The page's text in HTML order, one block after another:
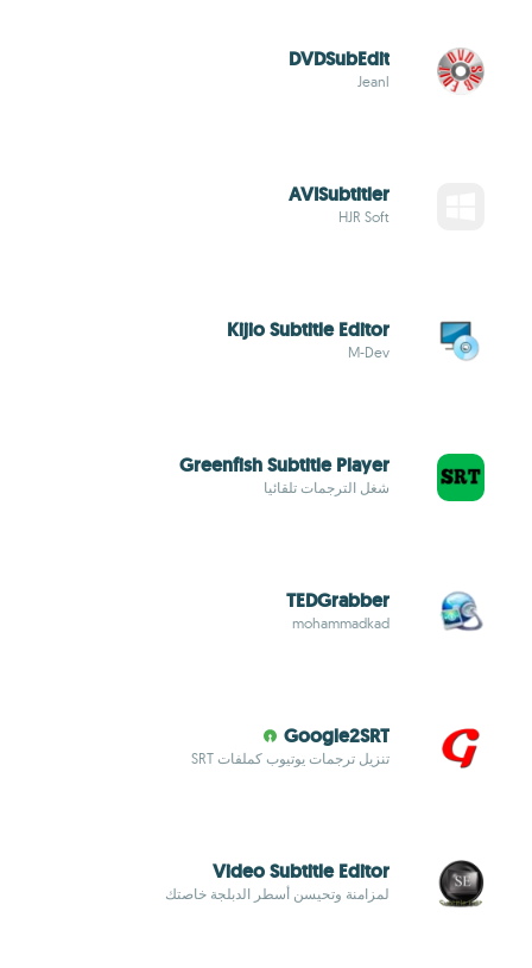
DVDSubEdit
Jeanl
AVISubtitler
HJR Soft
Kijio Subtitle Editor
M-Dev
Greenfish Subtitle Player
شغل الترجمات تلقائيا
TEDGrabber
mohammadkad
Google2SRT
تنزيل ترجمات يوتيوب كملفات SRT
Video Subtitle Editor
لمزامنة وتحيسن أسطر الدبلجة خاصتك